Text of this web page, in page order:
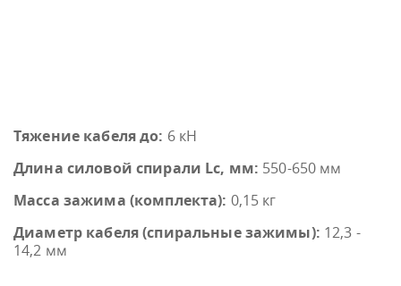
Тяжение кабеля до: 6 кН
Длина силовой спирали Lc, мм: 550-650 мм
Масса зажима (комплекта): 0,15 кг
Диаметр кабеля (спиральные зажимы): 12,3 -
14,2 мм